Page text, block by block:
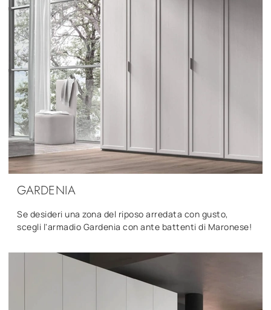
GARDENIA
Se desideri una zona del riposo arredata con gusto,
scegli l'armadio Gardenia con ante battenti di Maronese!